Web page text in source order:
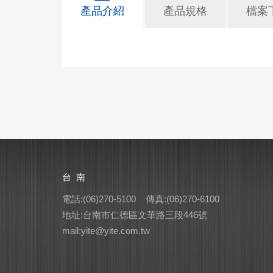
產品介紹 產品規格 檔案
台 南
電話:(06)270-5100 傳真:(06)270-6100
地址:台南市仁德區文華路三段446號
mail:yite@yite.com.tw